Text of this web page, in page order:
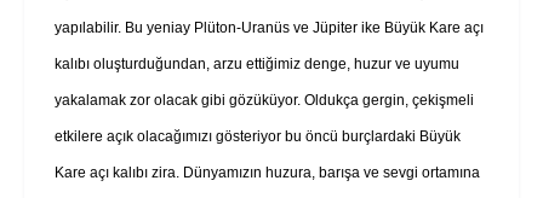
yapılabilir. Bu yeniay Plüton-Uranüs ve Jüpiter ike Büyük Kare açı
kalıbı oluşturduğundan, arzu ettiğimiz denge, huzur ve uyumu
yakalamak zor olacak gibi gözüküyor. Oldukça gergin, çekişmeli
etkilere açık olacağımızı gösteriyor bu öncü burçlardaki Büyük
Kare açı kalıbı zira. Dünyamızın huzura, barışa ve sevgi ortamına